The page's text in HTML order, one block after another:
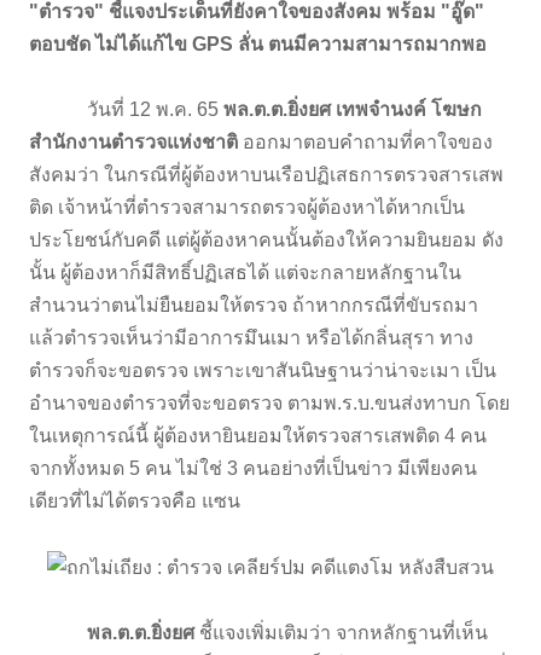
"ตำรวจ" ชี้แจงประเด็นที่ยังคาใจของสังคม พร้อม "อู๊ด"
ตอบชัด ไม่ได้แก้ไข GPS ลั่น ตนมีความสามารถมากพอ
วันที่ 12 พ.ค. 65 พล.ต.ต.ยิ่งยศ เทพจำนงค์ โฆษก
สำนักงานตำรวจแห่งชาติ ออกมาตอบคำถามที่คาใจของ
สังคมว่า ในกรณีที่ผู้ต้องหาบนเรือปฏิเสธการตรวจสารเสพ
ติด เจ้าหน้าที่ตำรวจสามารถตรวจผู้ต้องหาได้หากเป็น
ประโยชน์กับคดี แต่ผู้ต้องหาคนนั้นต้องให้ความยินยอม ดัง
นั้น ผู้ต้องหาก็มีสิทธิ์ปฏิเสธได้ แต่จะกลายหลักฐานใน
สำนวนว่าตนไม่ยืนยอมให้ตรวจ ถ้าหากกรณีที่ขับรถมา
แล้วตำรวจเห็นว่ามีอาการมึนเมา หรือได้กลิ่นสุรา ทาง
ตำรวจก็จะขอตรวจ เพราะเขาสันนิษฐานว่าน่าจะเมา เป็น
อำนาจของตำรวจที่จะขอตรวจ ตามพ.ร.บ.ขนส่งทาบก โดย
ในเหตุการณ์นี้ ผู้ต้องหายินยอมให้ตรวจสารเสพติด 4 คน
จากทั้งหมด 5 คน ไม่ใช่ 3 คนอย่างที่เป็นข่าว มีเพียงคน
เดียวที่ไม่ได้ตรวจคือ แซน
พล.ต.ต.ยิ่งยศชี้แจงเพิ่มเติมว่า จากหลักฐานที่เห็น